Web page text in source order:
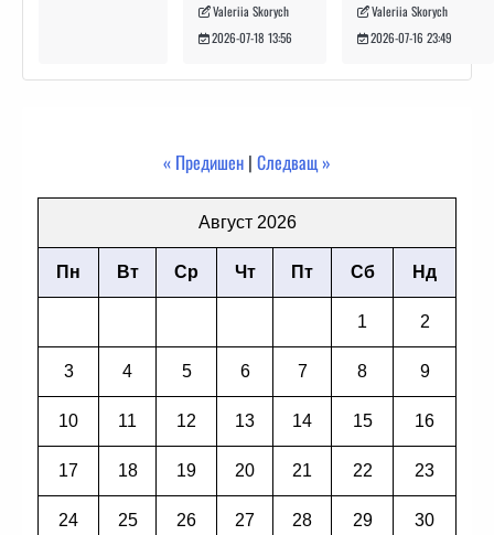
Valeriia Skorych
2026-07-18 13:56
Valeriia Skorych
2026-07-16 23:49
« Предишен | Следващ »
Август 2026
Пн Вт Ср Чт Пт Сб Нд
1 2
3 4 5 6 7 8 9
10 11 12 13 14 15 16
17 18 19 20 21 22 23
24 25 26 27 28 29 30